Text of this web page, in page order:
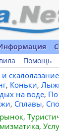
Помощь
скалолазание
, Коньки,
на воде, По
, Сплавы,
,
,